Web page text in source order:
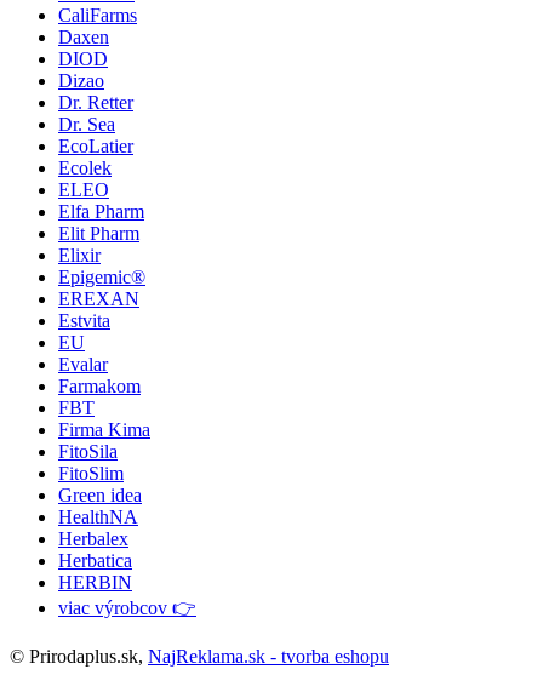
CaliFarms
Daxen
DIOD
Dizao
Dr. Retter
Dr. Sea
EcoLatier
Ecolek
ELEO
Elfa Pharm
Elit Pharm
Elixir
Epigemic®
EREXAN
Estvita
EU
Evalar
Farmakom
FBT
Firma Kima
FitoSila
FitoSlim
Green idea
HealthNA
Herbalex
Herbatica
HERBIN
viac výrobcov 👉
© Prirodaplus.sk, NajReklama.sk - tvorba eshopu